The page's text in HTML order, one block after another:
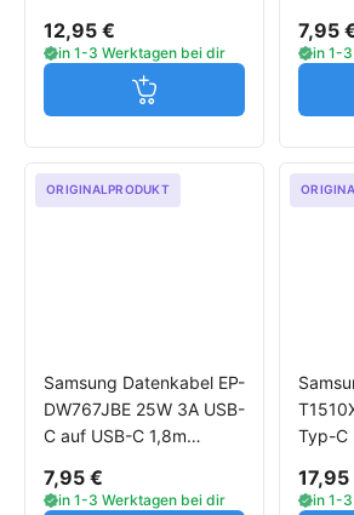
12,95 €
in 1-3 Werktagen bei dir
Jetzt in den Warenkorb
7,95
in 1-
ORIGINALPRODUKT
Samsung Datenkabel EP-
DW767JBE 25W 3A USB-
C auf USB-C 1,8m
7,95 €
in 1-3 Werktagen bei dir
Typ-C
17,95
in 1-